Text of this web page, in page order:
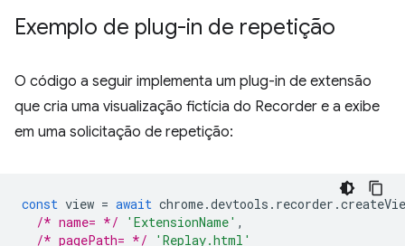
Exemplo de plug-in de repetição
O código a seguir implementa um plug-in de extensão
que cria uma visualização fictícia do Recorder e a exibe
em uma solicitação de repetição:
const view = await chrome.devtools . recorder .
/* name= */
'ExtensionName' ,
/* pagePath= */
'Replay.html'